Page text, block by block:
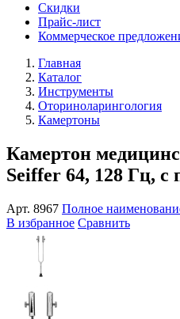
Скидки
Прайс-лист
Коммерческое
Главная
Каталог
Инструменты
Оториноларингология
Камертоны
Камертон
Seiffer 64, 128 Гц, с
Арт. 8967 Полное
В избранное Сравнить